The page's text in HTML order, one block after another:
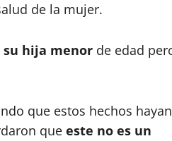
de la mujer.
su hija menor de edad
que estos hechos hayan
que este no es un